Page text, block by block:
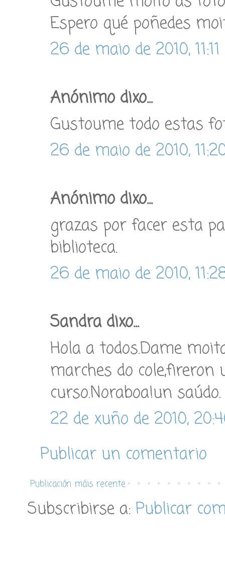
Espero qué poñedes
26 de maio de 2010, 11:11
Anónimo dixo...
Gustoume todo estas
26 de maio de 2010,
Anónimo dixo...
grazas por facer esta
biblioteca.
26 de maio de 2010,
Sandra dixo...
Hola a todos.Dame
marches do
curso.Noraboa!un saúdo.
22 de xuño de 2010,
Publicar un comentario
Publicación máis recente
Subscribirse a: Publicar